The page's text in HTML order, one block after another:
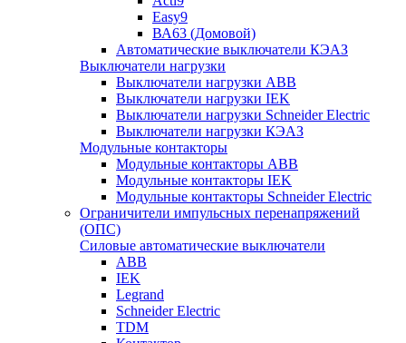
Easy9
ВА63 (Домовой)
Автоматические выключатели КЭАЗ
Выключатели нагрузки
Выключатели нагрузки ABB
Выключатели нагрузки IEK
Выключатели нагрузки Schneider Electric
Выключатели нагрузки КЭАЗ
Модульные контакторы
Модульные контакторы ABB
Модульные контакторы IEK
Модульные контакторы Schneider Electric
Ограничители импульсных перенапряжений
(ОПС)
Силовые автоматические выключатели
ABB
IEK
Legrand
Schneider Electric
TDM